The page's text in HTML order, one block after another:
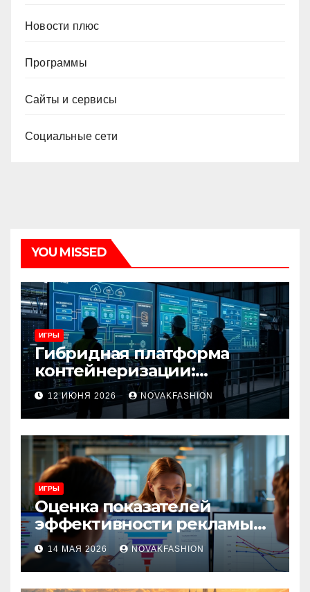
Новости плюс
Программы
Сайты и сервисы
Социальные сети
YOU MISSED
ИГРЫ
Гибридная платформа
контейнеризации:
архитектура, особенности
и сценарии использования
12 ИЮНЯ 2026 NOVAKFASHION
ИГРЫ
Оценка показателей
эффективности рекламы
при атрибуции
множественных точек
касания
14 МАЯ 2026 NOVAKFASHION